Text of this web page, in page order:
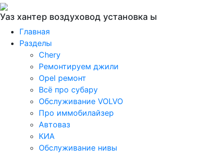
Уаз хантер воздуховод установка ы
Главная
Разделы
Chery
Ремонтируем джили
Opel ремонт
Всё про субару
Обслуживание VOLVO
Про иммобилайзер
Автоваз
КИА
Обслуживание нивы